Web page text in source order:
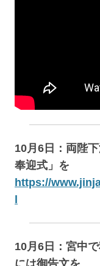
10月6日：両陛
奉迎式」を
https://
10月6日：宮中
には御告文を